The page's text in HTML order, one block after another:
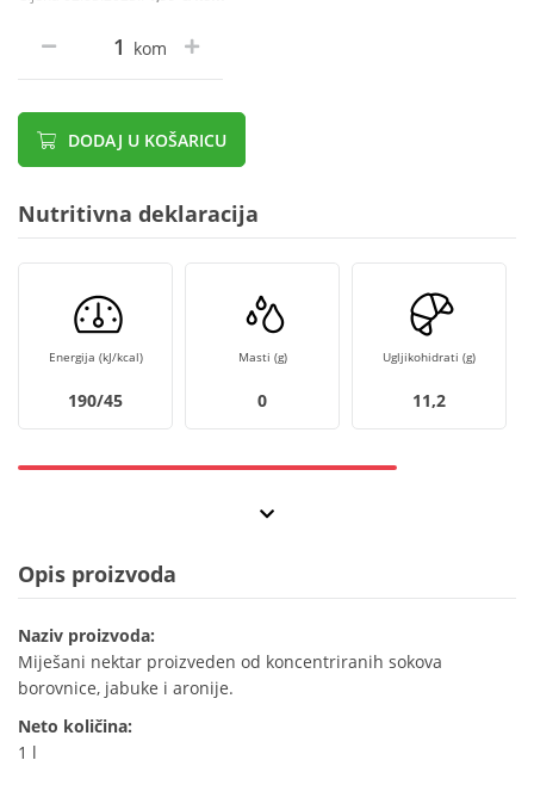
kom
DODAJ U KOŠARICU
Nutritivna deklaracija
Energija (kJ/kcal)
190/45
Masti (g)
0
Ugljikohidrati (g)
11,2
Opis proizvoda
Naziv proizvoda:
Miješani nektar proizveden od koncentriranih sokova
borovnice, jabuke i aronije.
Neto količina:
1 l